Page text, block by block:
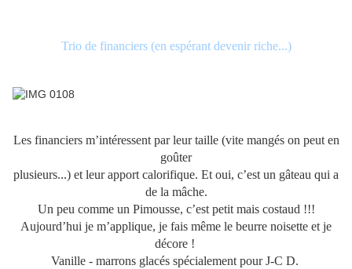
Trio de financiers (en espérant devenir riche...)
Les financiers m’intéressent par leur taille (vite mangés on peut en
goûter
plusieurs...) et leur apport calorifique. Et oui, c’est un gâteau qui a
de la mâche.
Un peu comme un Pimousse, c’est petit mais costaud !!!
Aujourd’hui je m’applique, je fais même le beurre noisette et je
décore !
Vanille - marrons glacés spécialement pour J-C D.